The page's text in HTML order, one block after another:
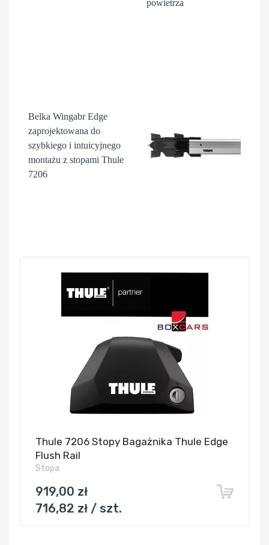
powietrza
Belka Wingabr Edge
zaprojektowana do
szybkiego i intuicyjnego
montażu z stopami Thule
7206
Thule 7206 Stopy Bagażnika Thule Edge
Flush Rail
Stopa
919,00 zł
716,82 zł / szt.